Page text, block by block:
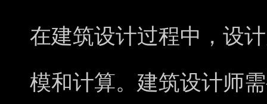
在建筑设计过程中，设
模和计算。建筑设计师